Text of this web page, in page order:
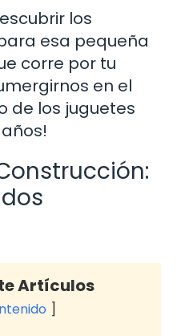
los
esa pequeña
corre por tu
en el
de los juguetes
Artículos